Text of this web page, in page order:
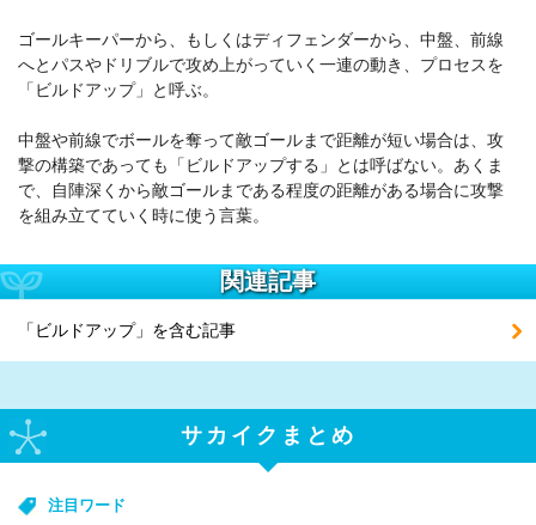
ゴールキーパーから、もしくはディフェンダーから、中盤、前線
へとパスやドリブルで攻め上がっていく一連の動き、プロセスを
「ビルドアップ」と呼ぶ。
中盤や前線でボールを奪って敵ゴールまで距離が短い場合は、攻
撃の構築であっても「ビルドアップする」とは呼ばない。あくま
で、自陣深くから敵ゴールまである程度の距離がある場合に攻撃
を組み立てていく時に使う言葉。
関連記事
「ビルドアップ」を含む記事
サカイクまとめ
注目ワード